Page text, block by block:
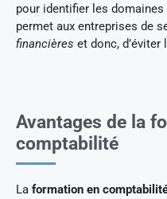
pour identifier les
permet aux entreprises de
financières et donc,
Avantages de la
comptabilité
La formation en